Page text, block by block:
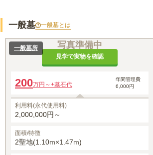
一般墓 一般墓とは
写真準備中
見学で実物を確認
一般墓所
200万円～+墓石代
年間管理費
6,000円
利用料(永代使用料)
2,000,000円～
面積/特徴
2聖地(1.10m×1.47m)